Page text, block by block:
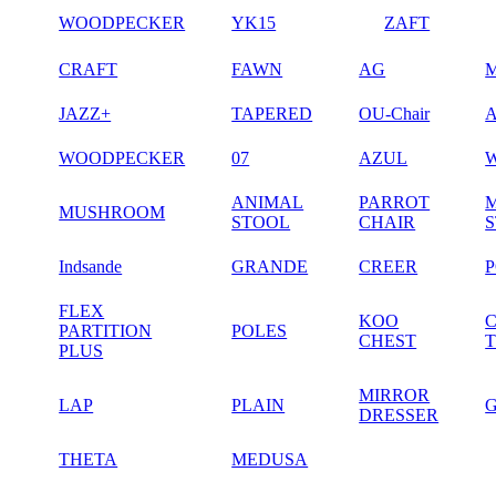
WOODPECKER YK15 ZAFT
CRAFT FAWN AG
JAZZ+ TAPERED OU-Chair
WOODPECKER 07 AZUL
MUSHROOM
ANIMAL
STOOL
PARROT
CHAIR
Indsande GRANDE CREER
FLEX
PARTITION
PLUS
POLES
KOO
CHEST
LAP PLAIN
MIRROR
DRESSER
THETA
MEDUSA